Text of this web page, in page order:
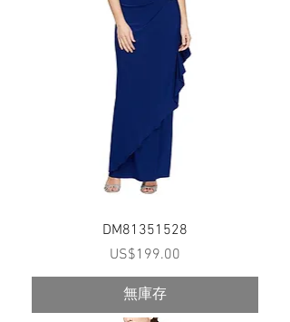
DM81351528
價格
US$199.00
無庫存